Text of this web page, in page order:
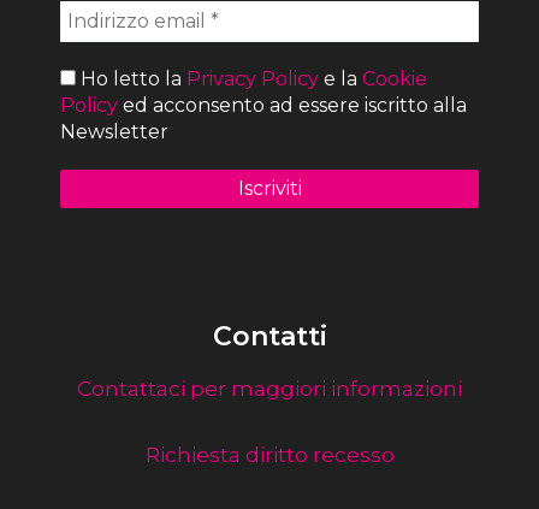
Ho letto la Privacy Policy e la Cookie
Policy ed acconsento ad essere iscritto alla
Newsletter
Contatti
Contattaci per maggiori informazioni
Richiesta diritto recesso